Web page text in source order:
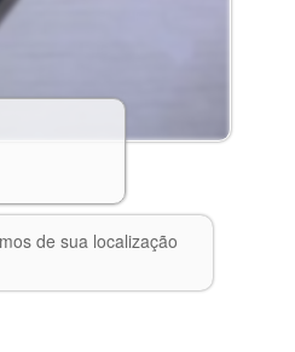
de sua localização